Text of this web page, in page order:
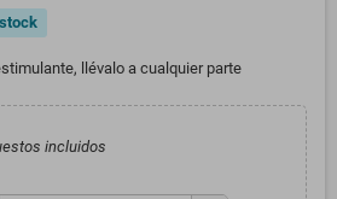
llévalo a cualquier parte
incluidos